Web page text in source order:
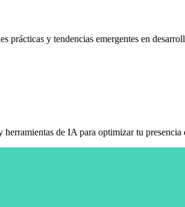
prácticas y tendencias emergentes en
de IA para optimizar tu